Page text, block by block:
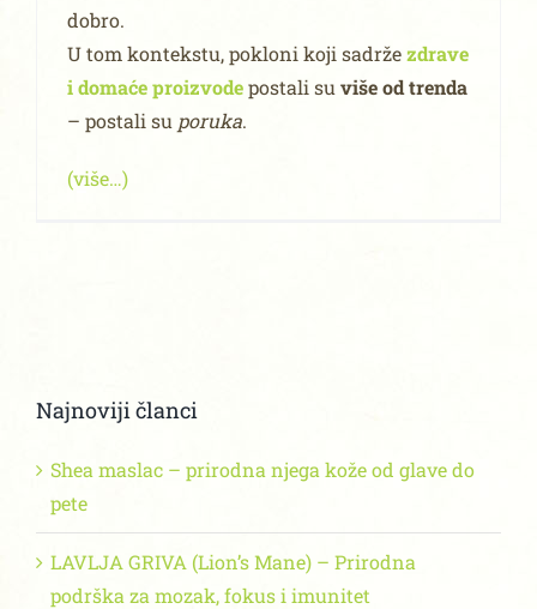
dobro.
U tom kontekstu, pokloni koji sadržezdrave
i domaće proizvodepostali su više od trenda
– postali su poruka.
(više…)
Najnoviji članci
Shea maslac – prirodna njega kože od glave do
pete
LAVLJA GRIVA (Lion’s Mane) – Prirodna
podrška za mozak, fokus i imunitet